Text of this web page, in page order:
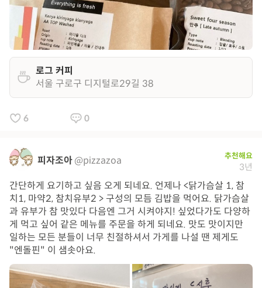
로그 커피
서울 구로구 디지털로29길 38
6 0
피자조아@pizzazoa 추천해요
3년
간단하게 요기하고 싶음 오게 되네요. 언제나 <닭가슴살 1, 참
치1, 마약2, 참치유부2 > 구성의 모듬 김밥을 먹어요. 닭가슴살
과 유부가 참 맛있다 다음엔 그거 시켜야지! 싶었다가도 다양하
게 먹고 싶어 같은 메뉴를 주문을 하게 되네요. 맛도 맛이지만
일하는 모든 분들이 너무 친절하셔서 가게를 나설 땐 제게도
"엔돌핀" 이 샘솟아요.